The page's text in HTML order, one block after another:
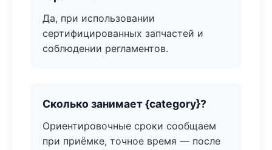
Да, при использовании
сертифицированных запчастей и
соблюдении регламентов.
Сколько занимает {category}?
Ориентировочные сроки сообщаем
при приёмке, точное время — после